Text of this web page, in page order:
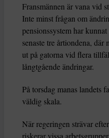
Fransmännen är vana vid
Inte minst frågan om
pensionssystem har
senaste tre årtiondena,
ut på gatorna vid flera
långtgående ändringar.
På torsdag manas landets
väldig skala.
När regeringen strävar
riskerar vissa